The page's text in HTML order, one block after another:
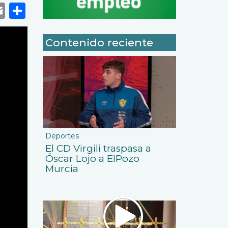
EmailShare
Contenido reciente
Deportes
El CD Virgili traspasa a
Óscar Lojo a ElPozo
Murcia